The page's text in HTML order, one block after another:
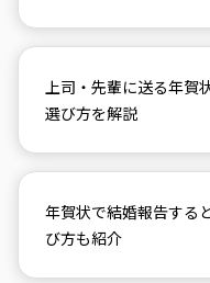
上司・先輩に送る年賀
選び方を解説
年賀状で結婚報告する
び方も紹介